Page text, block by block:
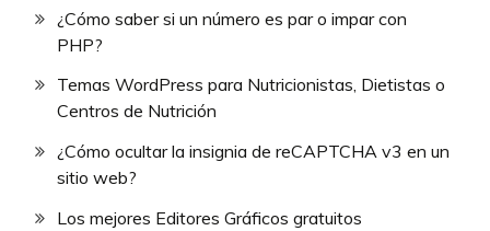
¿Cómo saber si un número es par o impar con
PHP?
Temas WordPress para Nutricionistas, Dietistas o
Centros de Nutrición
¿Cómo ocultar la insignia de reCAPTCHA v3 en un
sitio web?
Los mejores Editores Gráficos gratuitos